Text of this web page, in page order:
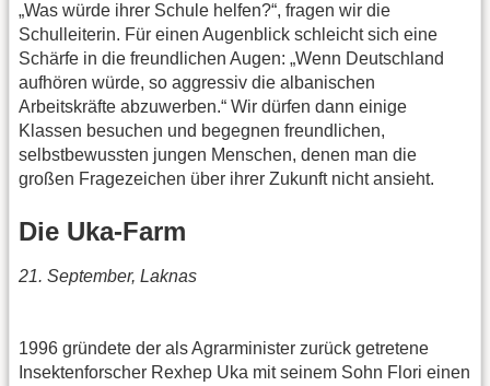
„Was würde ihrer Schule helfen?“, fragen wir die
Schulleiterin. Für einen Augenblick schleicht sich eine
Schärfe in die freundlichen Augen: „Wenn Deutschland
aufhören würde, so aggressiv die albanischen
Arbeitskräfte abzuwerben.“ Wir dürfen dann einige
Klassen besuchen und begegnen freundlichen,
selbstbewussten jungen Menschen, denen man die
großen Fragezeichen über ihrer Zukunft nicht ansieht.
Die Uka-Farm
21. September, Laknas
1996 gründete der als Agrarminister zurück getretene
Insektenforscher Rexhep Uka mit seinem Sohn Flori einen